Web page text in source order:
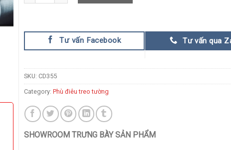
Tư vấn Facebook Tư vấn qua
SKU: CD355
Category: Phù điêu treo tường
SHOWROOM TRƯNG BÀY SẢN PHẨM